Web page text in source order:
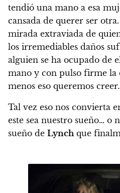
tendió una mano a esa
cansada de querer ser otra.
mirada extraviada de
los irremediables daños
alguien se ha ocupado de
mano y con pulso firme la
menos eso queremos
Tal vez eso nos convierta
este sea nuestro sueño… o
sueño de Lynch que